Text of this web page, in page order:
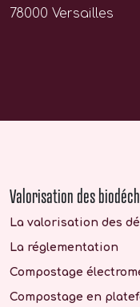
78000 Versailles
Valorisation des
La valorisation des
La réglementation
Compostage
Compostage en